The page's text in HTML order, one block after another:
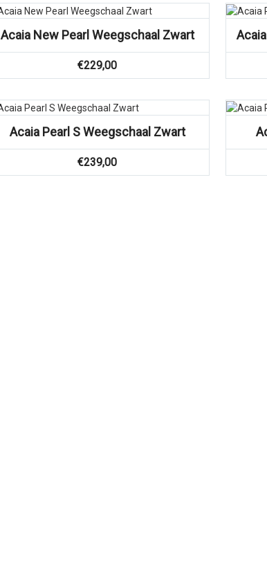
Acaia New Pearl Weegschaal Zwart
€229,00
Vergelijk
Acaia Pearl S Weegschaal Zwart
€239,00
Vergelijk